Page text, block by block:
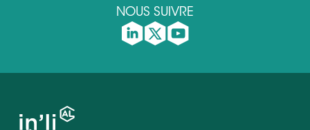
NOUS SUIVRE